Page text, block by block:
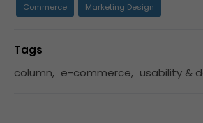
Commerce Marketing Design
Tags
column, e-commerce, usability &